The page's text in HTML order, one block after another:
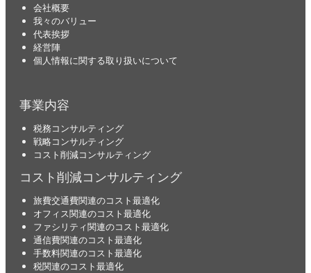
会社概要
我々のバリュー
代表挨拶
経営陣
個人情報に関する取り扱いについて
事業内容
税務コンサルティング
戦略コンサルティング
コスト削減コンサルティング
コスト削減コンサルティング
旅費交通費関連のコスト最適化
オフィス関連のコスト最適化
ファシリティ関連のコスト最適化
通信費関連のコスト最適化
手数料関連のコスト最適化
税関連のコスト最適化